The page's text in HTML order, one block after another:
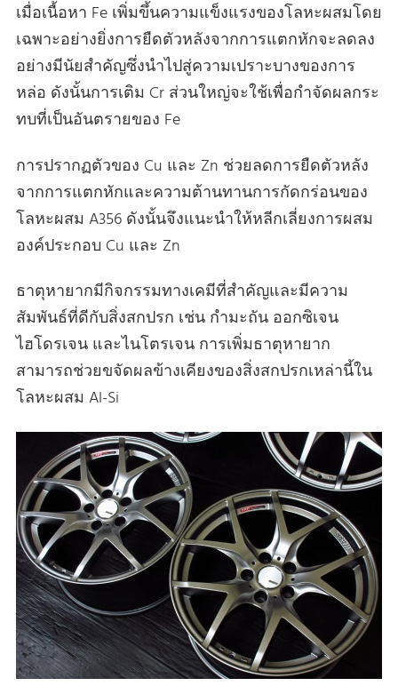
เมื่อเนื้อหา Fe เพิ่มขึ้นความแข็งแรงของโลหะผสมโดย
เฉพาะอย่างยิ่งการยืดตัวหลังจากการแตกหักจะลดลง
อย่างมีนัยสําคัญซึ่งนําไปสู่ความเปราะบางของการ
หล่อ ดังนั้นการเติม Cr ส่วนใหญ่จะใช้เพื่อกําจัดผลกระ
ทบที่เป็นอันตรายของ Fe
การปรากฏตัวของ Cu และ Zn ช่วยลดการยืดตัวหลัง
จากการแตกหักและความต้านทานการกัดกร่อนของ
โลหะผสม A356 ดังนั้นจึงแนะนําให้หลีกเลี่ยงการผสม
องค์ประกอบ Cu และ Zn
ธาตุหายากมีกิจกรรมทางเคมีที่สําคัญและมีความ
สัมพันธ์ที่ดีกับสิ่งสกปรก เช่น กํามะถัน ออกซิเจน
ไฮโดรเจน และไนโตรเจน การเพิ่มธาตุหายาก
สามารถช่วยขจัดผลข้างเคียงของสิ่งสกปรกเหล่านี้ใน
โลหะผสม Al-Si